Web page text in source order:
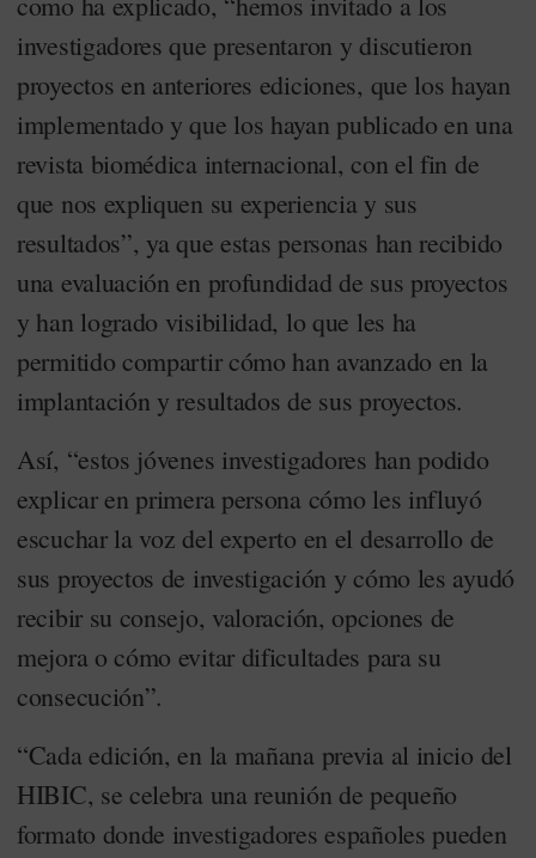
investigadores que presentaron y discutieron
proyectos en anteriores ediciones, que los hayan
implementado y que los hayan publicado en una
revista biomédica internacional, con el fin de
que nos expliquen su experiencia y sus
resultados”, ya que estas personas han recibido
una evaluación en profundidad de sus proyectos
y han logrado visibilidad, lo que les ha
permitido compartir cómo han avanzado en la
implantación y resultados de sus proyectos.
Así, “estos jóvenes investigadores han podido
explicar en primera persona cómo les influyó
escuchar la voz del experto en el desarrollo de
sus proyectos de investigación y cómo les ayudó
recibir su consejo, valoración, opciones de
mejora o cómo evitar dificultades para su
consecución”.
“Cada edición, en la mañana previa al inicio del
HIBIC, se celebra una reunión de pequeño
formato donde investigadores españoles pueden